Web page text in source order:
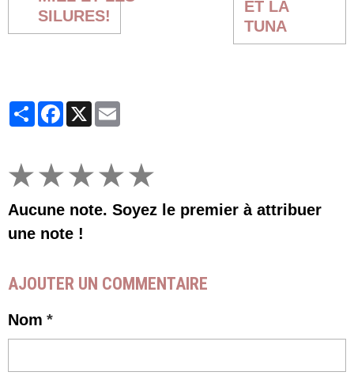
SILURES!
ET LA
TUNA
Partager
Facebook
X
★★★★★
Aucune note. Soyez le premier à attribuer
une note !
AJOUTER UN COMMENTAIRE
Nom